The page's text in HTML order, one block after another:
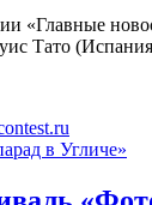
«Главные
Тато